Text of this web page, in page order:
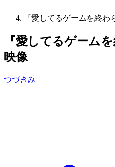
『愛してるゲームを終わ
『愛してるゲーム
映像
つづきみ